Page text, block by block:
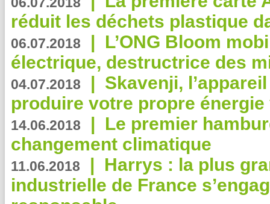
réduit les déchets plastique
06.07.2018 | L’ONG Bloom
électrique, destructrice des
04.07.2018 | Skavenji,
produire votre propre
14.06.2018 | Le premier
changement climatique
11.06.2018 | Harrys : la plus
industrielle de France